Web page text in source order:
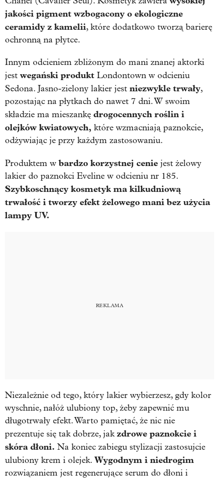
jakości pigment wzbogacony o ekologiczne
ceramidy z kamelii, które dodatkowo tworzą barierę
ochronną na płytce.
Innym odcieniem zbliżonym do mani znanej aktorki
jest wegański produkt Londontown w odcieniu
Sedona. Jasno-zielony lakier jest niezwykle trwały,
pozostając na płytkach do nawet 7 dni. W swoim
składzie ma mieszankę drogocennych roślin i
olejków kwiatowych, które wzmacniają paznokcie,
odżywiając je przy każdym zastosowaniu.
Produktem wbardzo korzystnej cenie jest żelowy
lakier do paznokci Eveline w odcieniu nr 185.
Szybkoschnący kosmetyk ma kilkudniową
trwałość i tworzy efekt żelowego mani bez użycia
lampy UV.
Niezależnie od tego, który lakier wybierzesz, gdy kolor
wyschnie, nałóż ulubiony top, żeby zapewnić mu
długotrwały efekt. Warto pamiętać, że nic nie
prezentuje się tak dobrze, jakzdrowe paznokcie i
skóra dłoni. Na koniec zabiegu stylizacji zastosujcie
ulubiony krem i olejek. Wygodnym i niedrogim
rozwiązaniem jest regenerujące serum do dłoni i